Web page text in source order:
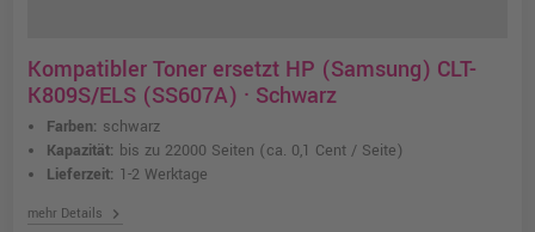
Kompatibler Toner ersetzt HP (Samsung) CLT-
K809S/ELS (SS607A) · Schwarz
Farben: schwarz
Kapazität: bis zu 22000 Seiten (ca. 0,1 Cent / Seite)
Lieferzeit: 1-2 Werktage
mehr Details chevron_right